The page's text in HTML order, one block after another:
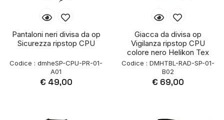
Pantaloni neri divisa da op
Sicurezza ripstop CPU
Codice : dmheSP-CPU-PR-01-
A01
€ 49,00
Giacca da divisa op
Vigilanza ripstop CPU
colore nero Helikon Tex
Codice : DMHTBL-RAD-SP-01-
B02
€ 69,00